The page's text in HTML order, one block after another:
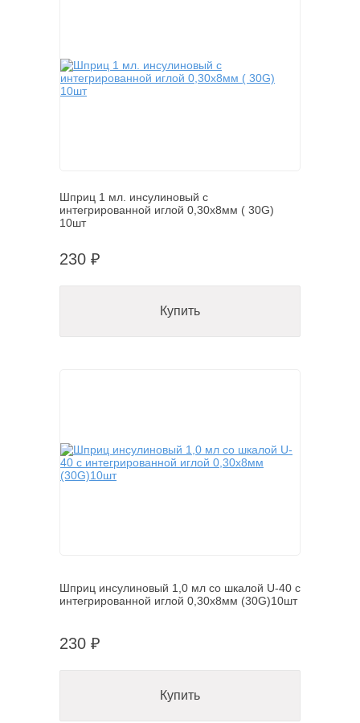
Шприц 1 мл. инсулиновый с
интегрированной иглой 0,30х8мм ( 30G)
10шт
230 ₽
Купить
Шприц инсулиновый 1,0 мл со шкалой U-40 с
интегрированной иглой 0,30х8мм (30G)10шт
230 ₽
Купить